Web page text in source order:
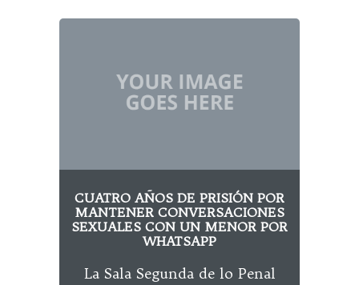
CUATRO AÑOS DE PRISIÓN POR
MANTENER CONVERSACIONES
SEXUALES CON UN MENOR POR
WHATSAPP
La Sala Segunda de lo Penal